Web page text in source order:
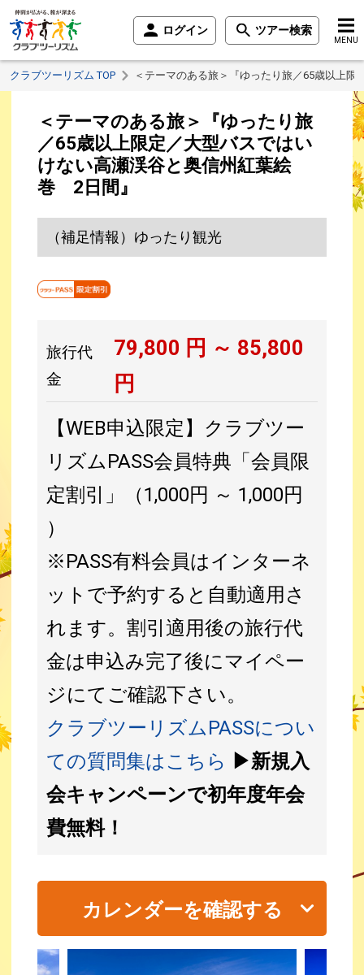
ログイン ツアー検索
MENU
クラブツーリズム TOP ＜テーマのある旅＞『ゆったり旅／65歳以上
＜テーマのある旅＞『ゆったり旅
／65歳以上限定／大型バスではい
けない高瀬渓谷と奥信州紅葉絵
巻 2日間』
（補足情報）ゆったり観光
旅行代
金
79,800 円 ～ 85,800
円
【WEB申込限定】クラブツー
リズムPASS会員特典「会員限
定割引」（1,000円 ～ 1,000円
）
※PASS有料会員はインターネ
ットで予約すると自動適用さ
れます。割引適用後の旅行代
金は申込み完了後にマイペー
ジにてご確認下さい。
クラブツーリズムPASSについ
ての質問集はこちら ▶新規入
会キャンペーンで初年度年会
費無料！
カレンダーを確認する